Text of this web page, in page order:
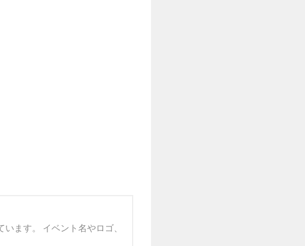
ます。 イベント名やロゴ、